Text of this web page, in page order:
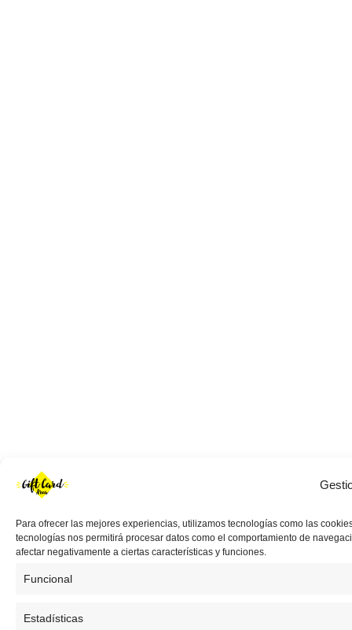
Para ofrecer las mejores experiencias, utilizamos tecnologías como las
tecnologías nos permitirá procesar datos como el comportamiento de
afectar negativamente a ciertas características y funciones.
Funcional
Estadísticas